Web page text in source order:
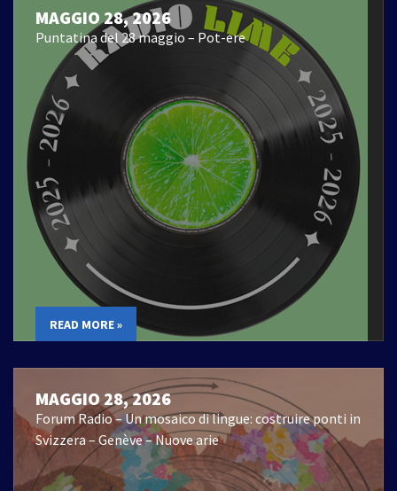
MAGGIO 28, 2026
Puntatina del 28 maggio – Pot-ere
READ MORE »
MAGGIO 28, 2026
Forum Radio – Un mosaico di lingue: costruire ponti in
Svizzera – Genève – Nuove arie